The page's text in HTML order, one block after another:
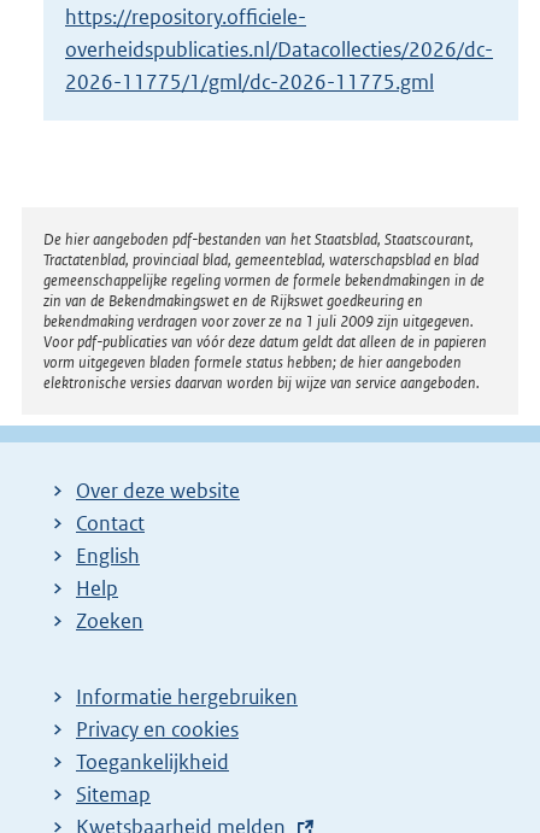
https://repository.officiele-
overheidspublicaties.nl/Datacollecties/2026/dc-
2026-11775/1/gml/dc-2026-11775.gml
Disclaimer
De hier aangeboden pdf-bestanden van het Staatsblad, Staatscourant,
Tractatenblad, provinciaal blad, gemeenteblad, waterschapsblad en blad
gemeenschappelijke regeling vormen de formele bekendmakingen in de
zin van de Bekendmakingswet en de Rijkswet goedkeuring en
bekendmaking verdragen voor zover ze na 1 juli 2009 zijn uitgegeven.
Voor pdf-publicaties van vóór deze datum geldt dat alleen de in papieren
vorm uitgegeven bladen formele status hebben; de hier aangeboden
elektronische versies daarvan worden bij wijze van service aangeboden.
Over deze website
Contact
English
Help
Zoeken
Informatie hergebruiken
Privacy en cookies
Toegankelijkheid
Sitemap
E
Kwetsbaarheid melden